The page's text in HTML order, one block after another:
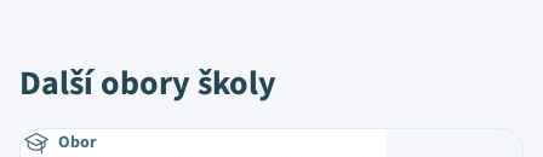
Další obory školy
Obor